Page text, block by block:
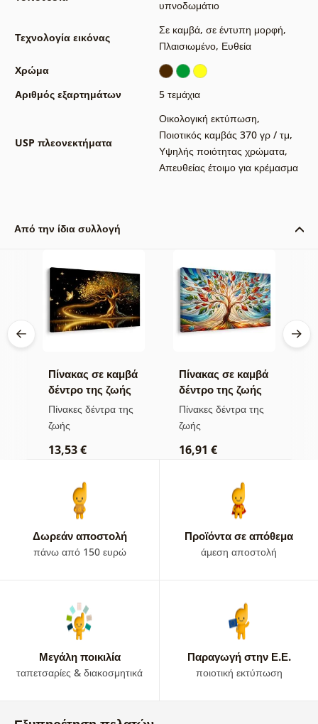
υπνοδωμάτιο
Τεχνολογία εικόνας
Σε καμβά, σε έντυπη μορφή,
Πλαισιωμένο, Ευθεία
Χρώμα
Αριθμός εξαρτημάτων
5 τεμάχια
USP πλεονεκτήματα
Οικολογική εκτύπωση,
Ποιοτικός καμβάς 370 γρ / τμ,
Υψηλής ποιότητας χρώματα,
Απευθείας έτοιμο για κρέμασμα
Από την ίδια συλλογή
Πίνακας σε καμβά
δέντρο της ζωής
χρυσή μαγεία
Πίνακες δέντρα της
ζωής
13,53 €
Πίνακας σε καμβά
δέντρο της ζωής
σε πολύχρωμο
βιτρό
Πίνακες δέντρα της
ζωής
16,91 €
Δωρεάν αποστολή
πάνω από 150 ευρώ
Προϊόντα σε απόθεμα
άμεση αποστολή
Μεγάλη ποικιλία
ταπετσαρίες & διακοσμητικά
Παραγωγή στην Ε.Ε.
ποιοτική εκτύπωση